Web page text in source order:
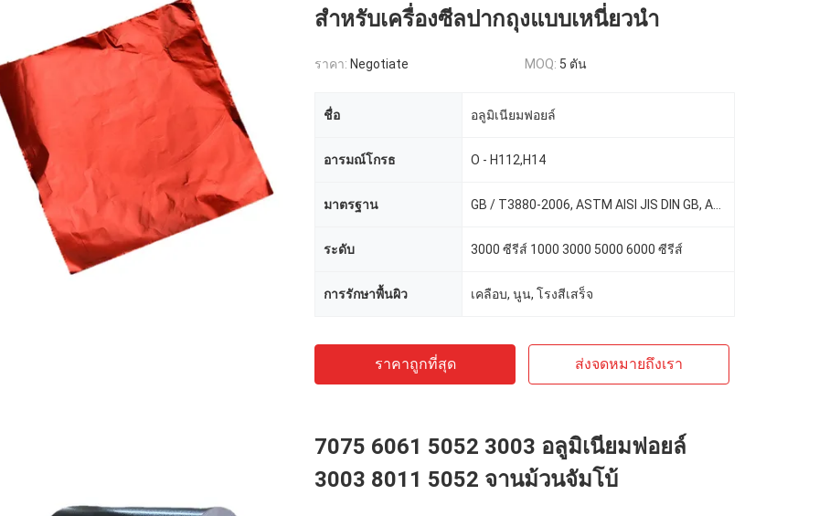
สำหรับเครื่องซีลปากถุงแบบเหนี่ยวนำ
ราคา: Negotiate MOQ: 5 ตัน
ชื่อ อลูมิเนียมฟอยล์
อารมณ์โกรธ O - H112,H14
มาตรฐาน
ระดับ 3000 ซีรีส์ 1000 3000 5000 6000 ซีรีส์
การรักษาพื้นผิว เคลือบ, นูน, โรงสีเสร็จ
ราคาถูกที่สุด ส่งจดหมายถึงเรา
7075 6061 5052 3003 อลูมิเนียมฟอยล์
3003 8011 5052 จานม้วนจัมโบ้